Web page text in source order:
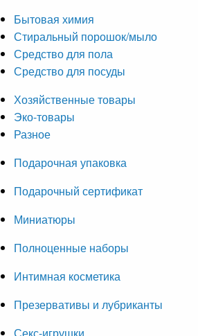
Бытовая химия
Стиральный порошок/мыло
Средство для пола
Средство для посуды
Хозяйственные товары
Эко-товары
Разное
Подарочная упаковка
Подарочный сертификат
Миниатюры
Полноценные наборы
Интимная косметика
Презервативы и лубриканты